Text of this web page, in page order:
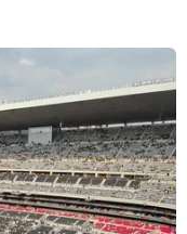
sẻ chuyên